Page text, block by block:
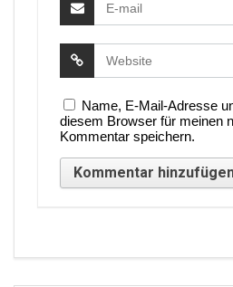
Name, E-Mail-Adresse
diesem Browser für meinen
Kommentar speichern.